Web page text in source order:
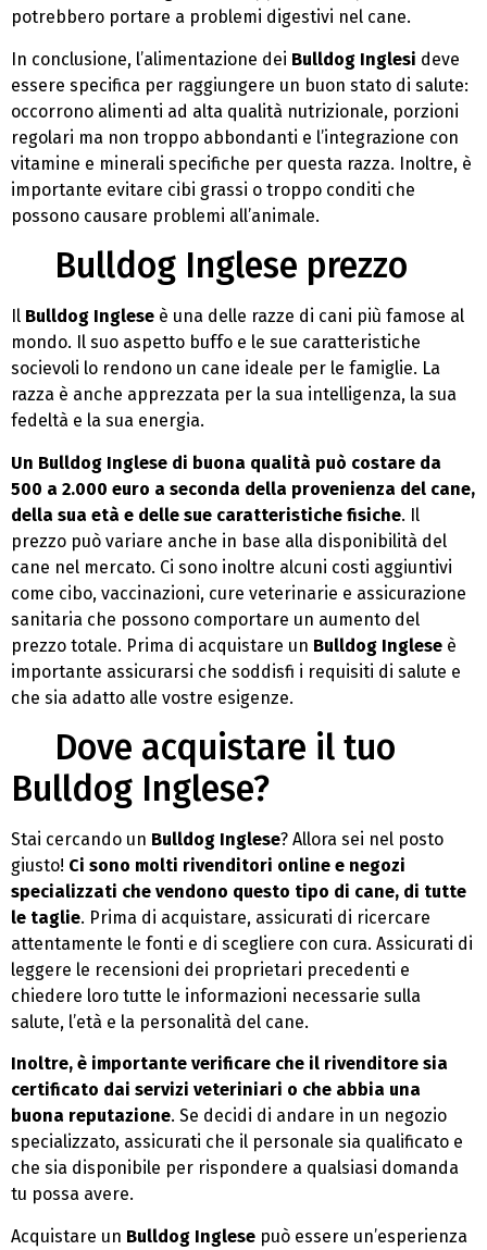
potrebbero portare a problemi digestivi nel cane.
In conclusione, l’alimentazione dei Bulldog Inglesi deve
essere specifica per raggiungere un buon stato di salute:
occorrono alimenti ad alta qualità nutrizionale, porzioni
regolari ma non troppo abbondanti e l’integrazione con
vitamine e minerali specifiche per questa razza. Inoltre, è
importante evitare cibi grassi o troppo conditi che
possono causare problemi all’animale.
Bulldog Inglese prezzo
Il Bulldog Inglese è una delle razze di cani più famose al
mondo. Il suo aspetto buffo e le sue caratteristiche
socievoli lo rendono un cane ideale per le famiglie. La
razza è anche apprezzata per la sua intelligenza, la sua
fedeltà e la sua energia.
Un Bulldog Inglese di buona qualità può costare da
500 a 2.000 euro a seconda della provenienza del cane,
della sua età e delle sue caratteristiche fisiche. Il
prezzo può variare anche in base alla disponibilità del
cane nel mercato. Ci sono inoltre alcuni costi aggiuntivi
come cibo, vaccinazioni, cure veterinarie e assicurazione
sanitaria che possono comportare un aumento del
prezzo totale. Prima di acquistare un Bulldog Inglese è
importante assicurarsi che soddisfi i requisiti di salute e
che sia adatto alle vostre esigenze.
Dove acquistare il tuo
Bulldog Inglese?
Stai cercando un Bulldog Inglese? Allora sei nel posto
giusto! Ci sono molti rivenditori online e negozi
specializzati che vendono questo tipo di cane, di tutte
le taglie. Prima di acquistare, assicurati di ricercare
attentamente le fonti e di scegliere con cura. Assicurati di
leggere le recensioni dei proprietari precedenti e
chiedere loro tutte le informazioni necessarie sulla
salute, l’età e la personalità del cane.
Inoltre, è importante verificare che il rivenditore sia
certificato dai servizi veteriniari o che abbia una
buona reputazione. Se decidi di andare in un negozio
specializzato, assicurati che il personale sia qualificato e
che sia disponibile per rispondere a qualsiasi domanda
tu possa avere.
Acquistare un Bulldog Inglese può essere un’esperienza